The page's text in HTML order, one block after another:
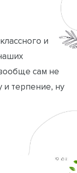
и
сам не
и терпение, ну